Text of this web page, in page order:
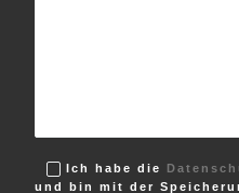
Ich habe die
und bin mit der